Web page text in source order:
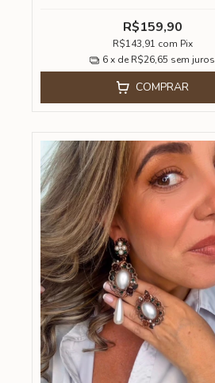
R$159,90
R$143,91 com Pix
6 x de R$26,65 sem juros
COMPRAR